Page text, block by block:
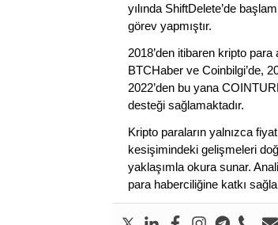
yılında ShiftDelete’de
görev yapmıştır.
2018’den itibaren kripto
BTCHaber ve Coinbilgi’de,
2022’den bu yana
desteği sağlamaktadır.
Kripto paraların yalnızca
kesişimindeki gelişmeleri
yaklaşımla okura sunar.
para haberciliğine katkı